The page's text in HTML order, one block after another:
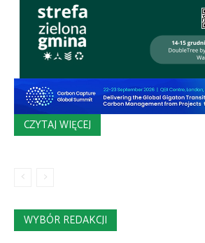
CZYTAJ WIĘCEJ
WYBÓR REDAKCJI